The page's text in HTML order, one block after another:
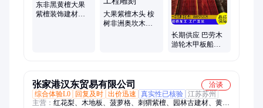
东非黑黄檀大果
紫檀装饰建材工
大果紫檀木头 桉
树非洲奥坎木装
长期供应 巴劳木
游轮木甲板船木
张家港汉东贸易有限公司
洽谈
综合体验L0
回复及时 出价迅速 真实性已核验 江苏苏州
主营： 红花梨、木地板、菠萝格、刺猬紫檀、园林古建材、黄花